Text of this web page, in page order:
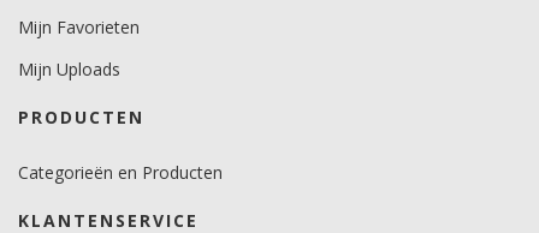
Mijn Favorieten
Mijn Uploads
PRODUCTEN
Categorieën en Producten
KLANTENSERVICE